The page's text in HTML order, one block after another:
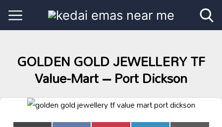
GOLDEN GOLD JEWELLERY TF
Value-Mart – Port Dickson